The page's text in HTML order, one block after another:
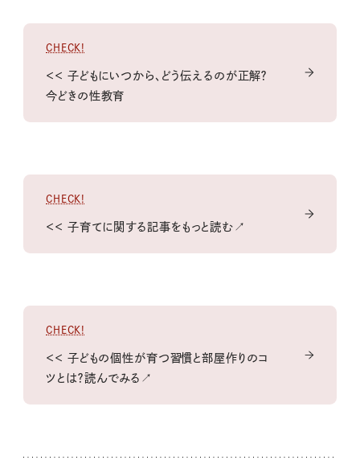
CHECK!
＜＜ 子どもにいつから、どう伝えるのが正解？
今どきの性教育
CHECK!
＜＜ 子育てに関する記事をもっと読む↗
CHECK!
＜＜ 子どもの個性が育つ習慣と部屋作りのコ
ツとは？読んでみる↗